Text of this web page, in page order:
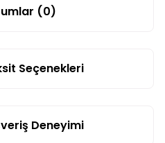
(0)
Seçenekleri
Deneyimi